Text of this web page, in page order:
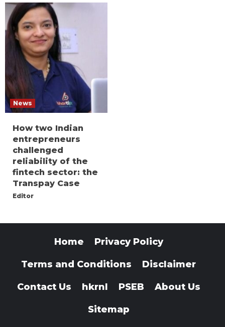
News
How two Indian
entrepreneurs
challenged
reliability of the
fintech sector: the
Transpay Case
Editor
Home Privacy Policy
Terms and Conditions Disclaimer
Contact Us hkrnl PSEB About Us
Sitemap